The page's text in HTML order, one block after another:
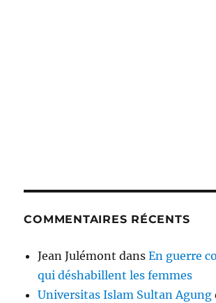
COMMENTAIRES RÉCENTS
Jean Julémont dansEn guerre
qui déshabillent les femmes
Universitas Islam Sultan Agung